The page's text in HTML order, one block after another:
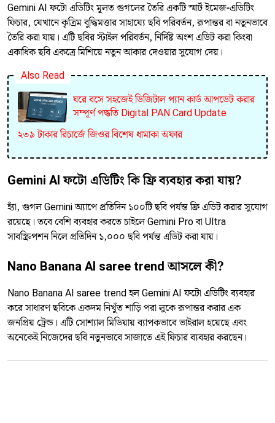
Gemini AI ফটো এডিটিং মূলত গুগলের তৈরি একটি স্মার্ট ইমেজ-এডিটিং
ফিচার, যেখানে কৃত্রিম বুদ্ধিমত্তার সাহায্যে ছবি পরিবর্তন, রূপান্তর বা নতুনভাবে
তৈরি করা যায়। এটি ছবির স্টাইল পরিবর্তন, নির্দিষ্ট অংশ এডিট করা কিংবা
একাধিক ছবি একত্রে মিশিয়ে নতুন আকার দেওয়ার সুযোগ দেয়।
Also Read
ঘরে বসে সহজেই ডিজিটাল প্যান কার্ড আপডেট করার
সম্পূর্ণ পদ্ধতি Digital PAN Card Update
২৩৯ টাকার রিচার্জে জিওর বিশেষ ধামাকা অফার
Gemini AI ফটো এডিটিং কি ফ্রি ব্যবহার করা যায়?
হ্যাঁ, গুগল Gemini অ্যাপে প্রতিদিন ১০০টি ছবি পর্যন্ত ফ্রি এডিট করার সুযোগ
রয়েছে। তবে বেশি ব্যবহার করতে চাইলে Gemini Pro বা Ultra
সাবস্ক্রিপশন নিলে প্রতিদিন ১,০০০ ছবি পর্যন্ত এডিট করা যায়।
Nano Banana AI saree trend আসলে কী?
Nano Banana AI saree trend হল Gemini AI ফটো এডিটিং ব্যবহার
করে সাধারণ ছবিকে একদম নিখুঁত শাড়ি পরা লুকে রূপান্তর করার এক
জনপ্রিয় ট্রেন্ড। এটি সোশ্যাল মিডিয়ায় ব্যাপকভাবে ভাইরাল হয়েছে এবং
অনেকেই নিজেদের ছবি নতুনভাবে সাজাতে এই ফিচার ব্যবহার করছেন।